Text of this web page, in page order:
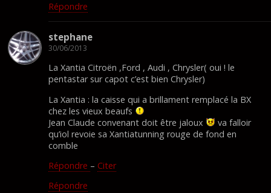
Répondre
stephane
30/06/2013
La Xantia Citroën ,Ford , Audi , Chrysler( oui ! le
pentastar sur capot c’est bien Chrysler)
La Xantia : la caisse qui a brillament remplacé la BX
chez les vieux beaufs
Jean Claude convenant doit être jaloux
va falloir
qu’iol revoie sa Xantiatunning rouge de fond en
comble
Répondre – Citer
Répondre